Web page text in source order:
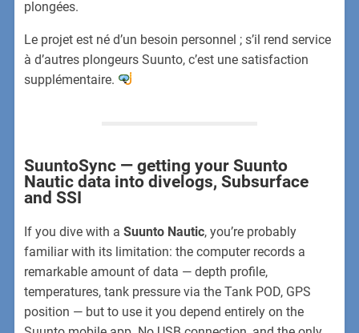
plongées.
Le projet est né d’un besoin personnel ; s’il rend service
à d’autres plongeurs Suunto, c’est une satisfaction
supplémentaire.
SuuntoSync — getting your Suunto
Nautic data into divelogs, Subsurface
and SSI
If you dive with aSuunto Nautic, you’re probably
familiar with its limitation: the computer records a
remarkable amount of data — depth profile,
temperatures, tank pressure via the Tank POD, GPS
position — but to use it you depend entirely on the